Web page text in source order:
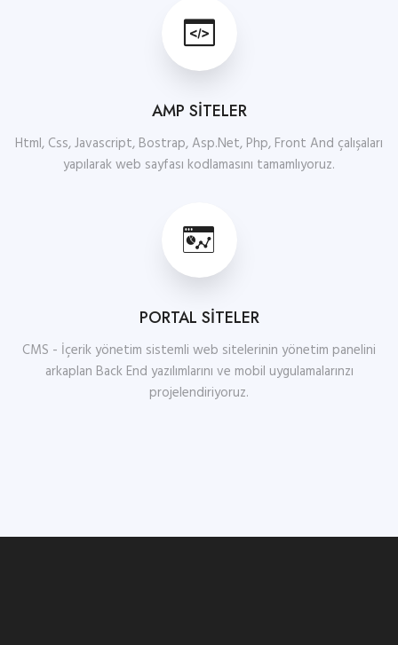
AMP SİTELER
Html, Css, Javascript, Bostrap, Asp.Net, Php, Front And çalışaları
yapılarak web sayfası kodlamasını tamamlıyoruz.
PORTAL SİTELER
CMS - İçerik yönetim sistemli web sitelerinin yönetim panelini
arkaplan Back End yazılımlarını ve mobil uygulamalarınzı
projelendiriyoruz.